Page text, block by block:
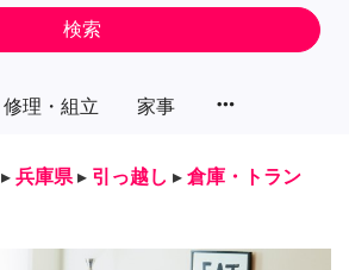
修理・組立 家事 more_horiz
検索
▸ 兵庫県 ▸ 引っ越し ▸ 倉庫・トラン